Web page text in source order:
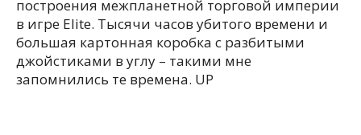
построения межпланетной торговой империи
в игре Elite. Тысячи часов убитого времени и
большая картонная коробка с разбитыми
джойстиками в углу – такими мне
запомнились те времена. UP